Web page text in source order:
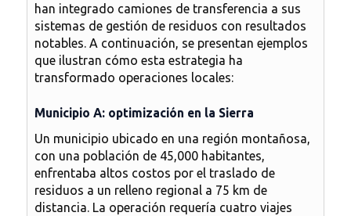
han integrado camiones de transferencia a sus
sistemas de gestión de residuos con resultados
notables. A continuación, se presentan ejemplos
que ilustran cómo esta estrategia ha
transformado operaciones locales:
Municipio A: optimización en la Sierra
Un municipio ubicado en una región montañosa,
con una población de 45,000 habitantes,
enfrentaba altos costos por el traslado de
residuos a un relleno regional a 75 km de
distancia. La operación requería cuatro viajes